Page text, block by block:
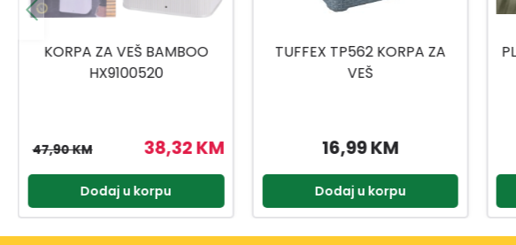
TUFFEX TP562 KORPA ZA
VEŠ
16,99 KM
Dodaj u korpu
PLASTOFLEX KORPA ZA VEŠ
FI475X315
6,00 KM
Dodaj u korpu